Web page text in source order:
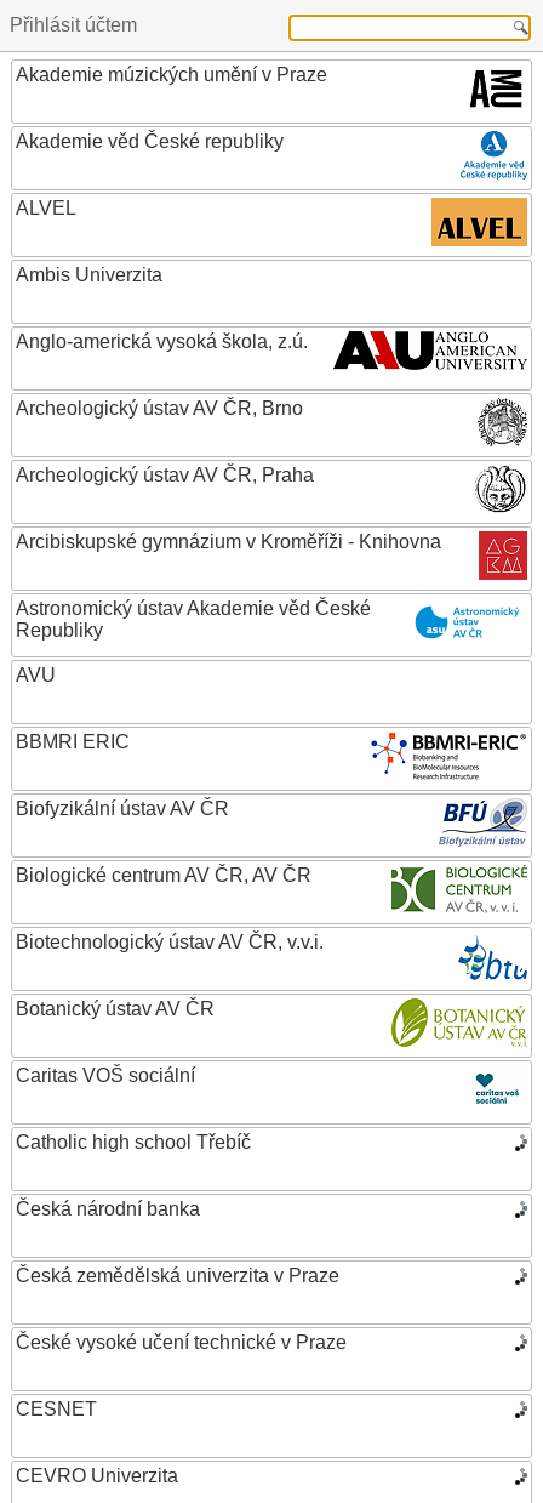
Přihlásit účtem
Akademie múzických umění v Praze
Akademie věd České republiky
ALVEL
Ambis Univerzita
Anglo-americká vysoká škola, z.ú.
Archeologický ústav AV ČR, Brno
Archeologický ústav AV ČR, Praha
Arcibiskupské gymnázium v Kroměříži - Knihovna
Astronomický ústav Akademie věd České
Republiky
AVU
BBMRI ERIC
Biofyzikální ústav AV ČR
Biologické centrum AV ČR, AV ČR
Biotechnologický ústav AV ČR, v.v.i.
Botanický ústav AV ČR
Caritas VOŠ sociální
Catholic high school Třebíč
Česká národní banka
Česká zemědělská univerzita v Praze
České vysoké učení technické v Praze
CESNET
CEVRO Univerzita